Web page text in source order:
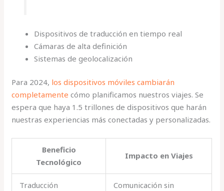
Dispositivos de traducción en tiempo real
Cámaras de alta definición
Sistemas de geolocalización
Para 2024, los dispositivos móviles cambiarán
completamente cómo planificamos nuestros viajes. Se
espera que haya 1.5 trillones de dispositivos que harán
nuestras experiencias más conectadas y personalizadas.
Beneficio
Tecnológico
Impacto en Viajes
Traducción
Comunicación sin